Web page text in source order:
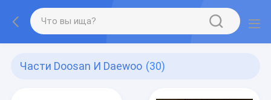
Части Doosan И Daewoo (30)